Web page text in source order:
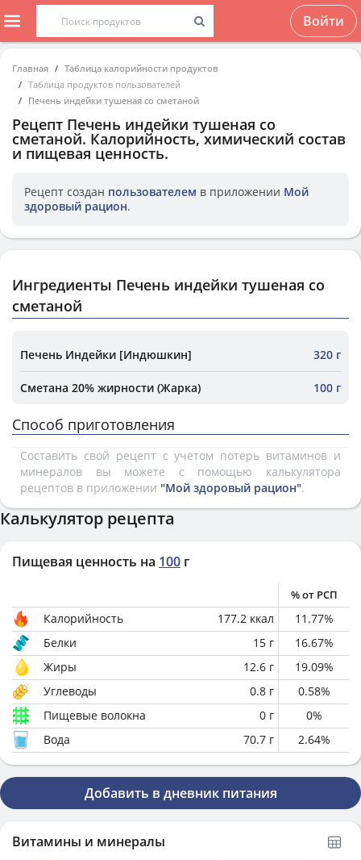
Войти
Главная
Таблица калорийности продуктов
Таблица продуктов пользователей
Печень индейки тушеная со сметаной
Рецепт Печень индейки тушеная со
сметаной. Калорийность, химический состав
и пищевая ценность.
Рецепт создан пользователем в приложении Мой
здоровый рацион.
Ингредиенты Печень индейки тушеная со
сметаной
Печень Индейки [Индюшкин] 320 г
Сметана 20% жирности (Жарка) 100 г
Способ приготовления
Составить свой рецепт с учетом потерь витаминов и
минералов вы можете с помощью калькулятора
рецептов в приложении "Мой здоровый рацион".
Калькулятор рецепта
Пищевая ценность на 100 г
% от РСП
Калорийность 177.2 ккал 11.77%
Белки
15 г 16.67%
Жиры
12.6 г 19.09%
Углеводы
0.8 г 0.58%
Пищевые волокна
0 г 0%
Вода
70.7 г 2.64%
Добавить в дневник питания
Витамины и минералы